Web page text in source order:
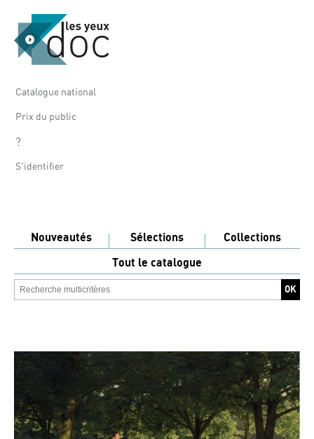
Catalogue national
Prix du public
?
S'identifier
Nouveautés Sélections
Collections
Tout le catalogue